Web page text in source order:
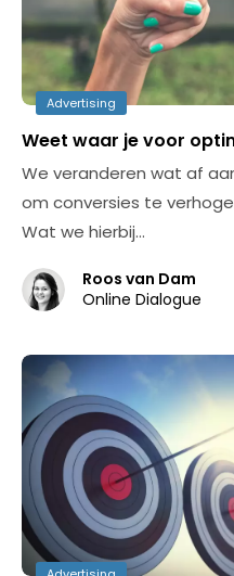
Advertising
Weet waar je voor
We veranderen wat af
om conversies te
Wat we hierbij…
Roos van Dam
Online Dialogue